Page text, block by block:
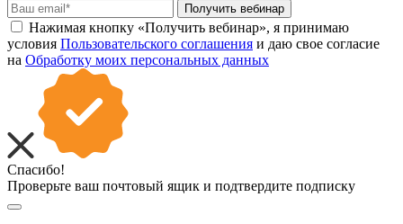
Получить вебинар
Нажимая кнопку «Получить вебинар», я принимаю
условия Пользовательского соглашения и даю свое согласие
на Обработку моих персональных данных
Спасибо!
Проверьте ваш почтовый ящик и подтвердите подписку